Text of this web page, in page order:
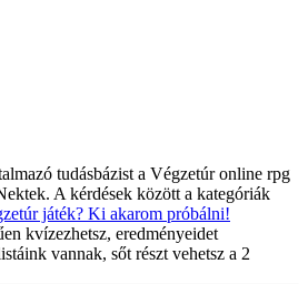
tudásbázist a Végzetúr online rpg
A kérdések között a kategóriák
játék? Ki akarom próbálni!
kvízezhetsz, eredményeidet
vannak, sőt részt vehetsz a 2